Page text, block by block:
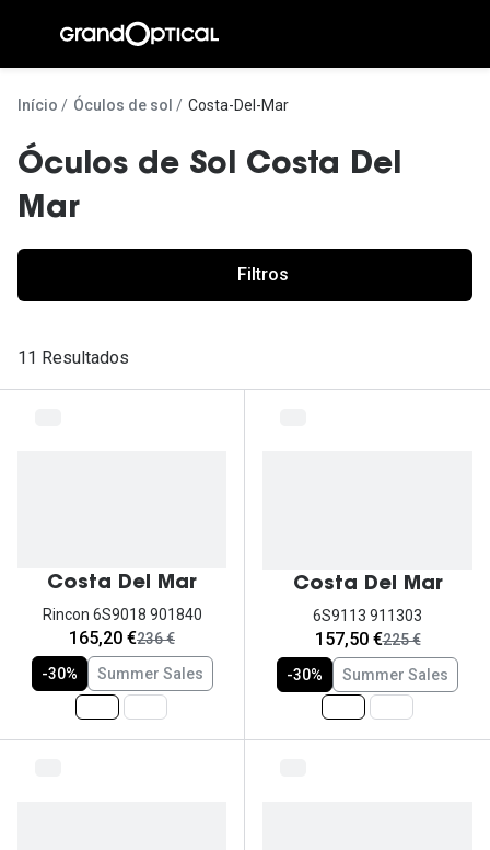
conteúdo
Início Óculos de sol Costa-Del-Mar
Óculos de Sol Costa Del
Mar
Filtros
11 Resultados
Costa Del Mar
Rincon 6S9018 901840
agora:
165,20 €era:
236 €
-30%
Summer Sales
Costa Del Mar
6S9113 911303
agora:
157,50 €era:
225 €
-30%
Summer Sales